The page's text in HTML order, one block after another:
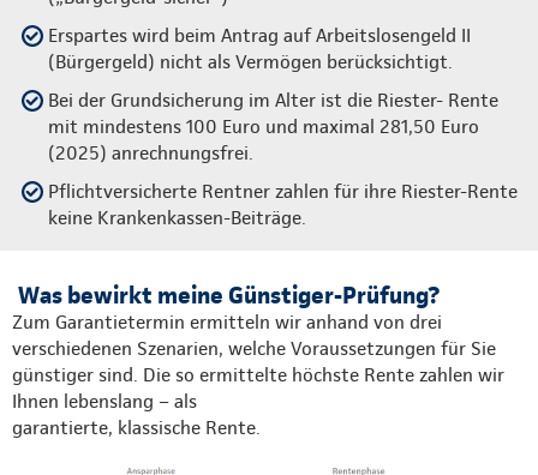
Erspartes wird beim Antrag auf Arbeitslosengeld II
(Bürgergeld) nicht als Vermögen berücksichtigt.
Bei der Grundsicherung im Alter ist die Riester- Rente
mit mindestens 100 Euro und maximal 281,50 Euro
(2025) anrechnungsfrei.
Pflichtversicherte Rentner zahlen für ihre Riester-Rente
keine Krankenkassen-Beiträge.
Was bewirkt meine Günstiger-Prüfung?
Zum Garantietermin ermitteln wir anhand von drei
verschiedenen Szenarien, welche Voraussetzungen für Sie
günstiger sind. Die so ermittelte höchste Rente zahlen wir
Ihnen lebenslang – als
garantierte, klassische Rente.